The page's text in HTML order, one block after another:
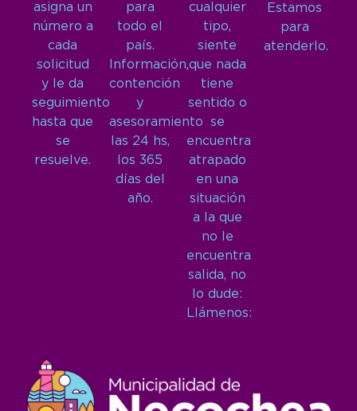
asigna un
número a
cada
solicitud
y le da
seguimiento
hasta que
se
resuelve.
para
todo el
país.
Información,
contención
y
asesoramiento
las 24 hs,
los 365
días del
año.
cualquier
tipo,
siente
que nada
tiene
sentido o
se
encuentra
atrapado
en una
situación
a la que
no le
encuentra
salida, no
lo dude:
Llámenos:
Estamos
para
atenderlo.